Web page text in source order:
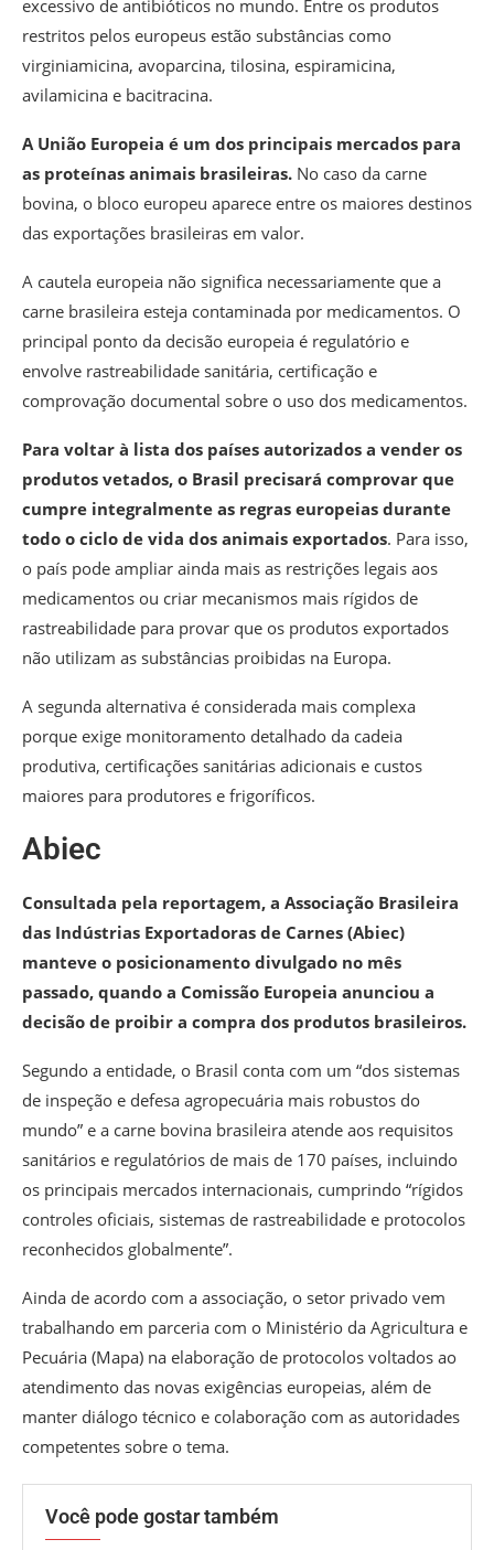
excessivo de antibióticos no mundo. Entre os produtos
restritos pelos europeus estão substâncias como
virginiamicina, avoparcina, tilosina, espiramicina,
avilamicina e bacitracina.
A União Europeia é um dos principais mercados para
as proteínas animais brasileiras. No caso da carne
bovina, o bloco europeu aparece entre os maiores destinos
das exportações brasileiras em valor.
A cautela europeia não significa necessariamente que a
carne brasileira esteja contaminada por medicamentos. O
principal ponto da decisão europeia é regulatório e
envolve rastreabilidade sanitária, certificação e
comprovação documental sobre o uso dos medicamentos.
Para voltar à lista dos países autorizados a vender os
produtos vetados, o Brasil precisará comprovar que
cumpre integralmente as regras europeias durante
todo o ciclo de vida dos animais exportados. Para isso,
o país pode ampliar ainda mais as restrições legais aos
medicamentos ou criar mecanismos mais rígidos de
rastreabilidade para provar que os produtos exportados
não utilizam as substâncias proibidas na Europa.
A segunda alternativa é considerada mais complexa
porque exige monitoramento detalhado da cadeia
produtiva, certificações sanitárias adicionais e custos
maiores para produtores e frigoríficos.
Abiec
Consultada pela reportagem, a Associação Brasileira
das Indústrias Exportadoras de Carnes (Abiec)
manteve o posicionamento divulgado no mês
passado, quando a Comissão Europeia anunciou a
decisão de proibir a compra dos produtos brasileiros.
Segundo a entidade, o Brasil conta com um “dos sistemas
de inspeção e defesa agropecuária mais robustos do
mundo” e a carne bovina brasileira atende aos requisitos
sanitários e regulatórios de mais de 170 países, incluindo
os principais mercados internacionais, cumprindo “rígidos
controles oficiais, sistemas de rastreabilidade e protocolos
reconhecidos globalmente”.
Ainda de acordo com a associação, o setor privado vem
trabalhando em parceria com o Ministério da Agricultura e
Pecuária (Mapa) na elaboração de protocolos voltados ao
atendimento das novas exigências europeias, além de
manter diálogo técnico e colaboração com as autoridades
competentes sobre o tema.
Você pode gostar também